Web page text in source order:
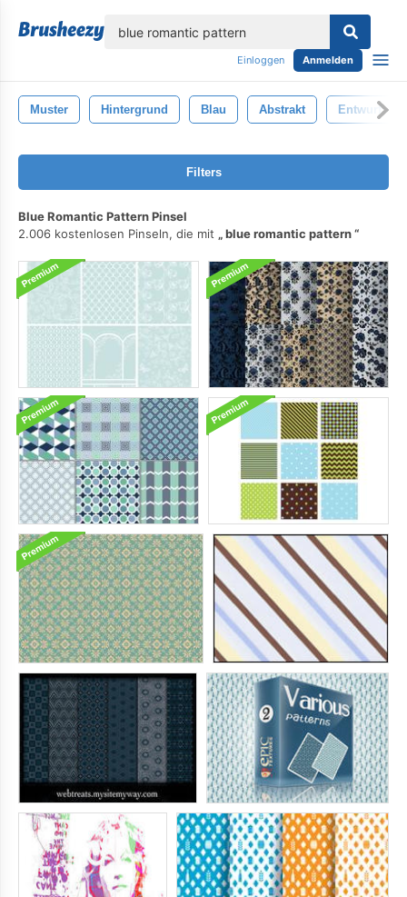
Einloggen Anmelden
Muster Hintergrund Blau Abstrakt Entwurf
Filters
Blue Romantic Pattern Pinsel
2.006 kostenlosen Pinseln, die mit
blue romantic pattern